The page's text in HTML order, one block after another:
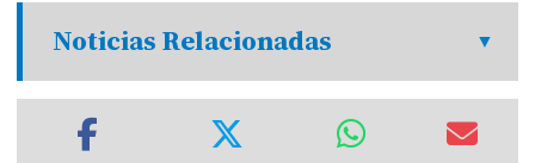
Noticias Relacionadas